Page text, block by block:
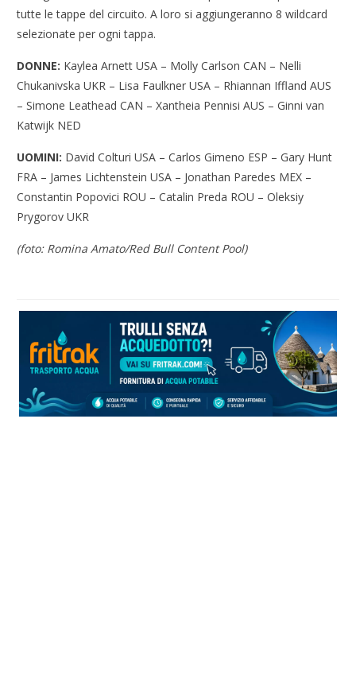
tutte le tappe del circuito. A loro si aggiungeranno 8 wildcard
selezionate per ogni tappa.
DONNE: Kaylea Arnett USA – Molly Carlson CAN – Nelli
Chukanivska UKR – Lisa Faulkner USA – Rhiannan Iffland AUS
– Simone Leathead CAN – Xantheia Pennisi AUS – Ginni van
Katwijk NED
UOMINI: David Colturi USA – Carlos Gimeno ESP – Gary Hunt
FRA – James Lichtenstein USA – Jonathan Paredes MEX –
Constantin Popovici ROU – Catalin Preda ROU – Oleksiy
Prygorov UKR
(foto: Romina Amato/Red Bull Content Pool)